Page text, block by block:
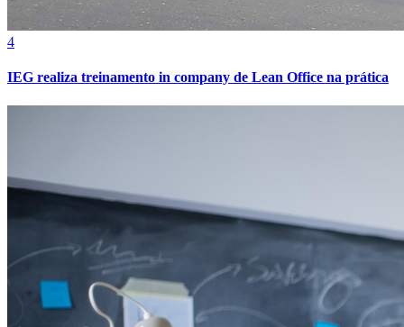
4
IEG realiza treinamento in company de Lean Office na prática